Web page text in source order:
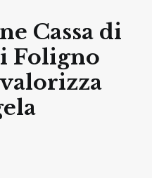
Cassa di
Foligno